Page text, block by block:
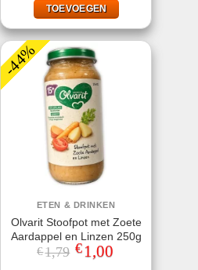
€9,25. €5,49.
TOEVOEGEN
-44%
ETEN & DRINKEN
Olvarit Stoofpot met Zoete
Aardappel en Linzen 250g
€1,79 Oorspronkelijke
prijs
€ 1,00Huidige